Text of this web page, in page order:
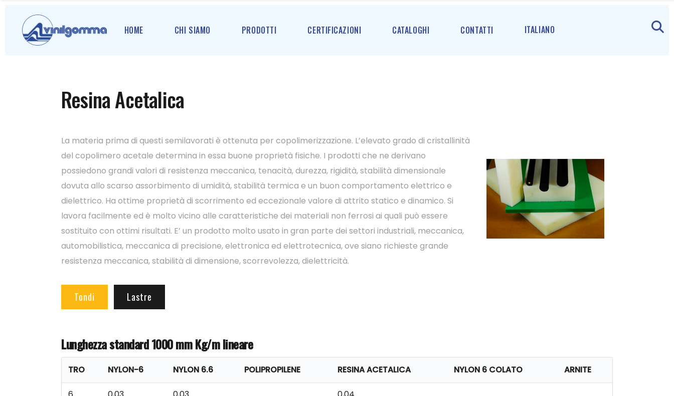
HOME CHI SIAMO PRODOTTI CERTIFICAZIONI CATALOGHI CONTATTI ITALIANO
Resina Acetalica
La materia prima di questi semilavorati è ottenuta per copolimerizzazione. L’elevato grado di cristallinità
del copolimero acetale determina in essa buone proprietà fisiche. I prodotti che ne derivano
possiedono grandi valori di resistenza meccanica, tenacità, durezza, rigidità, stabilità dimensionale
dovuta allo scarso assorbimento di umidità, stabilità termica e un buon comportamento elettrico e
dielettrico. Ha ottime proprietà di scorrimento ed eccezionale valore di attrito statico e dinamico. Si
lavora facilmente ed è molto vicino alle caratteristiche dei materiali non ferrosi ai quali può essere
sostituito con ottimi risultati. E’ un prodotto molto usato in gran parte dei settori industriali, meccanica,
automobilistica, meccanica di precisione, elettronica ed elettrotecnica, ove siano richieste grande
resistenza meccanica, stabilità di dimensione, scorrevolezza, dielettricità.
Tondi Lastre
Lunghezza standard 1000 mmKg/m lineare
TRO NYLON-6 NYLON 6.6 POLIPROPILENE RESINA ACETALICA NYLON 6 COLATO ARNITE